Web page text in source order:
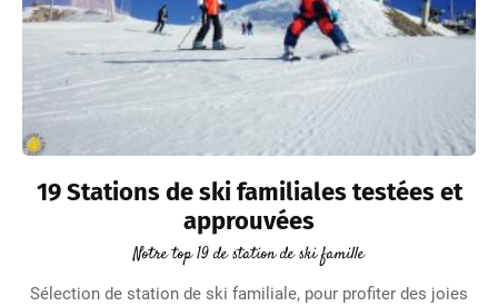
19 Stations de ski familiales testées et
approuvées
Notre top 19 de station de ski famille
Sélection de station de ski familiale, pour profiter des joies